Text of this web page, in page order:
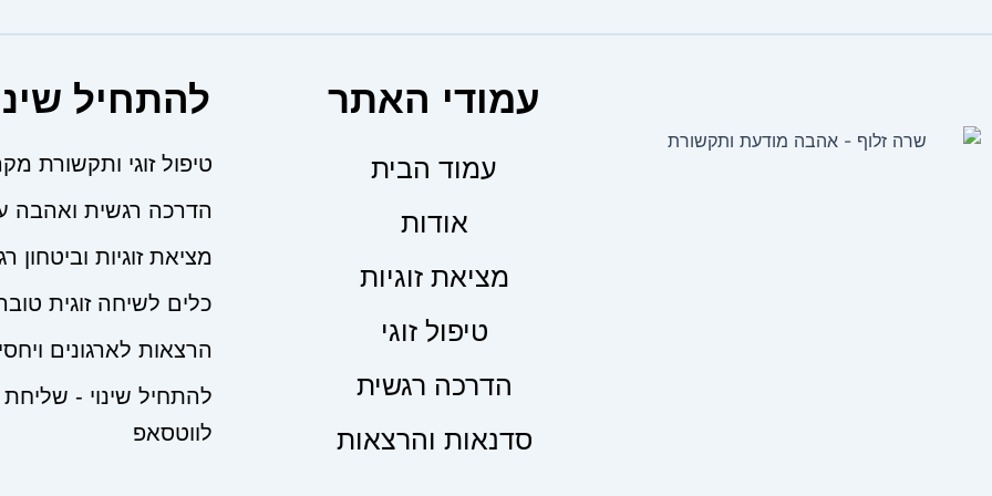
עמודי האתר
עמוד הבית
אודות
מציאת זוגיות
טיפול זוגי
הדרכה רגשית
סדנאות והרצאות
להתחיל
טיפול זוגי ותקשורת
הדרכה רגשית ואהבה
מציאת זוגיות וביטחון
כלים לשיחה זוגית
הרצאות לארגונים
להתחיל שינוי -
לווטסאפ